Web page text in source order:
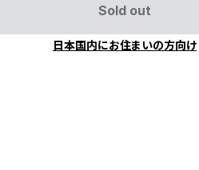
Sold out
日本国内にお住まいの方向け